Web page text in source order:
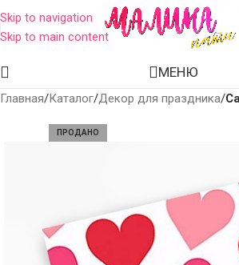
Skip to navigation
Skip to main content
МЕНЮ
Главная Каталог Декор для праздника
ПРОДАНО